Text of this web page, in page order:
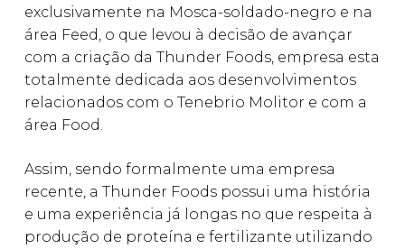
exclusivamente na Mosca-soldado-negro e na
área Feed, o que levou à decisão de avançar
com a criação da Thunder Foods, empresa esta
totalmente dedicada aos desenvolvimentos
relacionados com o Tenebrio Molitor e com a
área Food.
Assim, sendo formalmente uma empresa
recente, a Thunder Foods possui uma história
e uma experiência já longas no que respeita à
produção de proteína e fertilizante utilizando